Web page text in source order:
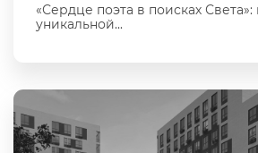
«Сердце поэта в поисках
уникальной...